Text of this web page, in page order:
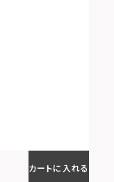
カートに入れる